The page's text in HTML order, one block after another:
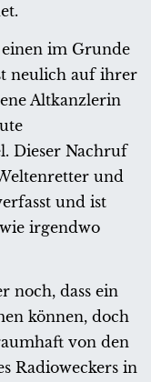
einen im Grunde
neulich auf ihrer
Altkanzlerin
Dieser Nachruf
und
und ist
irgendwo
noch, dass ein
können, doch
von den
Radioweckers in